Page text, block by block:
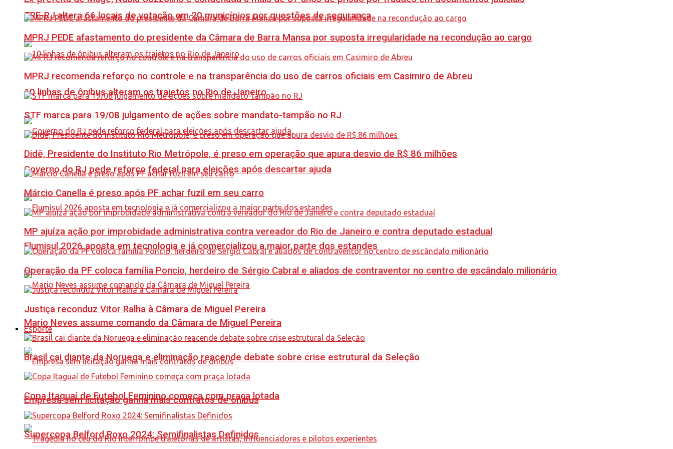
TRE-RJ altera 66 locais de votação em 20 municípios por questões de segurança
10 linhas de ônibus alteram os trajetos no Rio de Janeiro
Governo do RJ pede reforço federal para eleições após descartar ajuda
Flumisul 2026 aposta em tecnologia e já comercializou a maior parte dos estandes
Mario Neves assume comando da Câmara de Miguel Pereira
Empresa sem licitação ganha mais contratos de ônibus
MPRJ PEDE afastamento do presidente da Câmara de Barra Mansa por suposta irregularidade na recondução ao cargo
MPRJ recomenda reforço no controle e na transparência do uso de carros oficiais em Casimiro de Abreu
STF marca para 19/08 julgamento de ações sobre mandato-tampão no RJ
Didê, Presidente do Instituto Rio Metrópole, é preso em operação que apura desvio de R$ 86 milhões
Márcio Canella é preso após PF achar fuzil em seu carro
MP ajuíza ação por improbidade administrativa contra vereador do Rio de Janeiro e contra deputado estadual
Operação da PF coloca família Poncio, herdeiro de Sérgio Cabral e aliados de contraventor no centro de escândalo milionário
Justiça reconduz Vitor Ralha à Câmara de Miguel Pereira
Esporte
Brasil cai diante da Noruega e eliminação reacende debate sobre crise estrutural da Seleção
Copa Itaguaí de Futebol Feminino começa com praça lotada
Supercopa Belford Roxo 2024: Semifinalistas Definidos